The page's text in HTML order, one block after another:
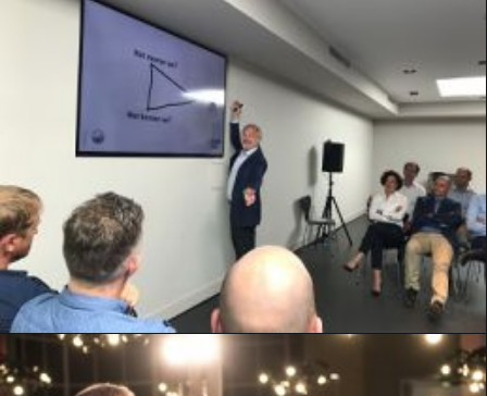
Wanneer hebt u voor het laatst een radicale vernieuwing
doorgevoerd in de ruilprocessen die u met uw klanten
voert: verkoop, service, onderhoud, communicatie,….?
Als dat heel lang geleden is, dan bent u niet de enige. De
voorbije dertig jaar hebben enkel meer van hetzelfde
opgeleverd. De manier waarop we met klanten omgaan is
in de kern dezelfde gebleven.
Klanten schreeuwen echter om een nieuwe aanpak.
Optie nemen
TOEVOEGEN AAN WINKELMANDJE